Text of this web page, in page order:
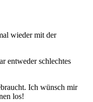
wieder mit der
entweder schlechtes
Ich wünsch mir
los!